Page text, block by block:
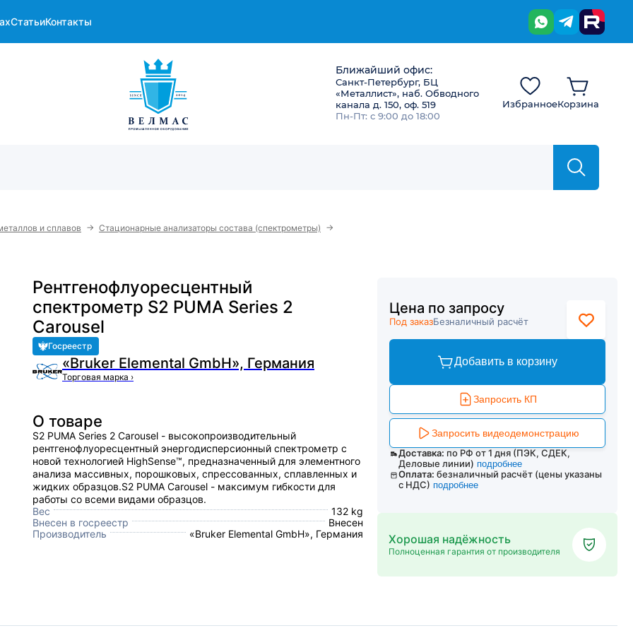
СтатьиКонтакты
Ближайший офис:
Санкт-Петербург, БЦ
«Металлист», наб. Обводного
канала д. 150, оф. 519
Пн-Пт: с 9:00 до 18:00
ИзбранноеКорзина
и сплавов → Стационарные анализаторы состава (спектрометры) →
Рентгенофлуоресцентный
спектрометр S2 PUMA Series 2
Carousel
Госреестр
«Bruker Elemental GmbH», Германия
Торговая марка ›
О товаре
S2 PUMA Series 2 Carousel - высокопроизводительный
рентгенофлуоресцентный энергодисперсионный спектрометр с
новой технологией HighSense™, предназначенный для элементного
анализа массивных, порошковых, спрессованных, сплавленных и
жидких образцов.S2 PUMA Carousel - максимум гибкости для
работы со всеми видами образцов.
Вес
132 kg
Внесен в госреестр
Внесен
Производитель
«Bruker Elemental GmbH», Германия
Цена по запросу
Под заказБезналичный расчёт
Добавить в корзину
Запросить КП
Запросить видеодемонстрацию
Доставка: по РФ от 1 дня (ПЭК, СДЕК,
Деловые линии) подробнее
Оплата: безналичный расчёт (цены указаны
с НДС) подробнее
Хорошая надёжность
Полноценная гарантия от производителя